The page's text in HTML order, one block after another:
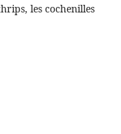
les cochenilles